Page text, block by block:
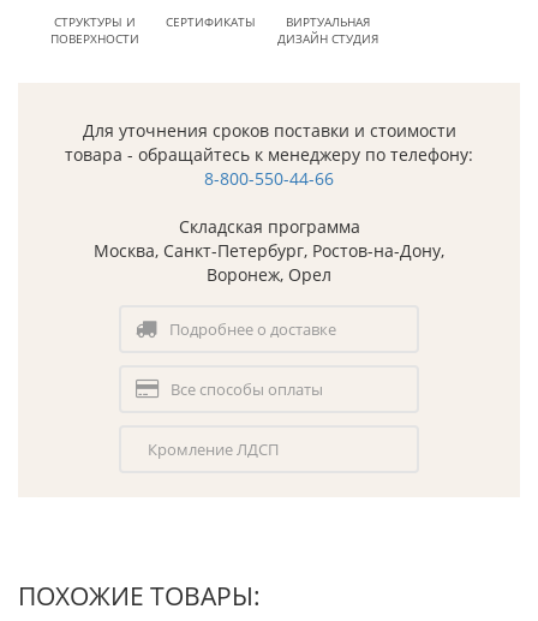
СТРУКТУРЫ И
ПОВЕРХНОСТИ
СЕРТИФИКАТЫ
ВИРТУАЛЬНАЯ
ДИЗАЙН СТУДИЯ
Для уточнения сроков поставки и стоимости
товара - обращайтесь к менеджеру по телефону:
8-800-550-44-66
Складская программа
Москва, Санкт-Петербург, Ростов-на-Дону,
Воронеж, Орел
Подробнее о доставке
Все способы оплаты
Кромление ЛДСП
ПОХОЖИЕ ТОВАРЫ: